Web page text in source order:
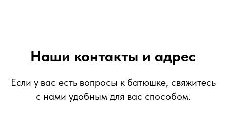
Наши контакты и адрес
Если у вас есть вопросы к батюшке, свяжитесь
с нами удобным для вас способом.